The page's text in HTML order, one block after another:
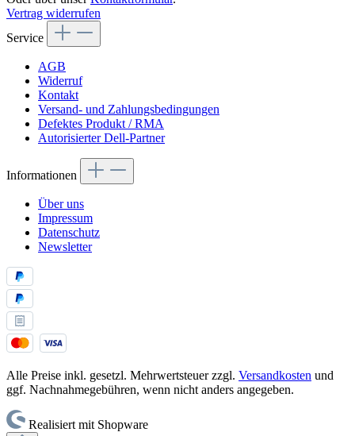
Vertrag widerrufen
Service
AGB
Widerruf
Kontakt
Versand- und Zahlungsbedingungen
Defektes Produkt / RMA
Autorisierter Dell-Partner
Informationen
Über uns
Impressum
Datenschutz
Newsletter
Alle Preise inkl. gesetzl. Mehrwertsteuer zzgl. Versandkosten und
ggf. Nachnahmegebühren, wenn nicht anders angegeben.
Realisiert mit Shopware